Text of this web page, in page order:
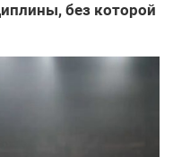
без которой